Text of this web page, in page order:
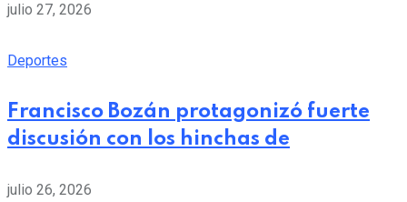
julio 27, 2026
Deportes
Francisco Bozán protagonizó fuerte
discusión con los hinchas de
julio 26, 2026